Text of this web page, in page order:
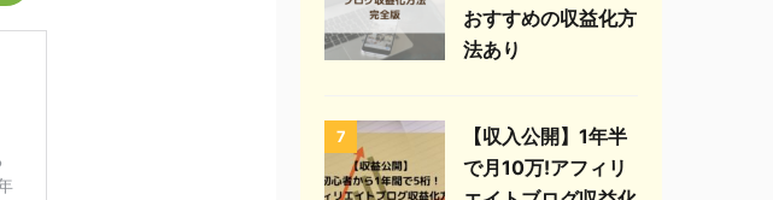
おすすめの収益化方
法あり
7
【収入公開】1年半
で月10万!アフィリ